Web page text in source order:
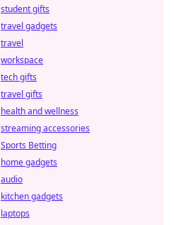
student gifts
travel gadgets
travel
workspace
tech gifts
travel gifts
health and wellness
streaming accessories
Sports Betting
home gadgets
audio
kitchen gadgets
laptops